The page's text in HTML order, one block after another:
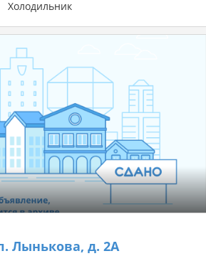
Холодильник
Лынькова, д. 2А